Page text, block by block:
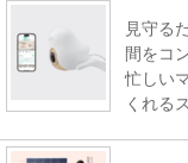
見守る
間をコ
忙しい
くれる